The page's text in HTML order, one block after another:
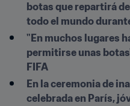
botas que repartirá
todo el mundo
"En muchos lugares
permitirse unas
FIFA
En la ceremonia de
celebrada en París,